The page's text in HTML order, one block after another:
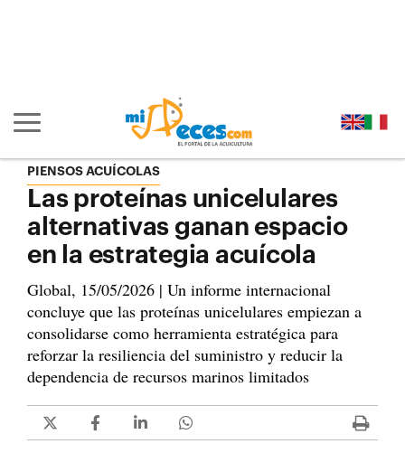
Mostrar/ocultar navegación principal
PIENSOS ACUÍCOLAS
Las proteínas unicelulares
alternativas ganan espacio
en la estrategia acuícola
Global, 15/05/2026 | Un informe internacional
concluye que las proteínas unicelulares empiezan a
consolidarse como herramienta estratégica para
reforzar la resiliencia del suministro y reducir la
dependencia de recursos marinos limitados